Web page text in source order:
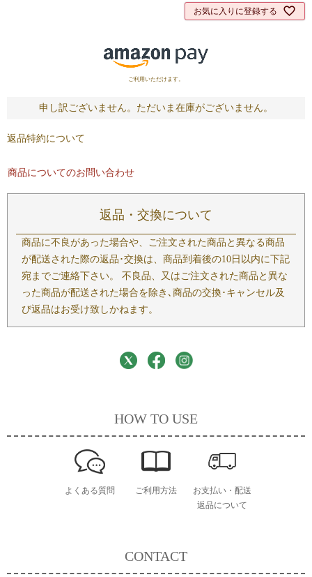
お気に入りに登録する
ご利用いただけます。
申し訳ございません。ただいま在庫がございません。
返品特約について
商品についてのお問い合わせ
返品・交換について
商品に不良があった場合や、ご注文された商品と異なる商品
が配送された際の返品･交換は、商品到着後の10日以内に下記
宛までご連絡下さい。 不良品、又はご注文された商品と異な
った商品が配送された場合を除き､商品の交換･キャンセル及
び返品はお受け致しかねます。
CONTACT
HOW TO USE
よくある質問 ご利用方法
お支払い・配送
返品について